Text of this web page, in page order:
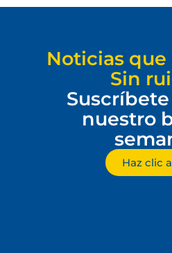
Noticias
Sin
nuestro
Haz clic